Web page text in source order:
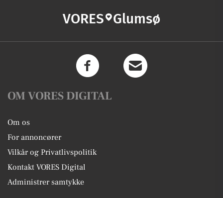
VORES Glumsø
OM VORES DIGITAL
Om os
For annoncører
Vilkår og Privatlivspolitik
Kontakt VORES Digital
Administrer samtykke